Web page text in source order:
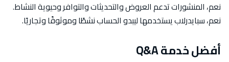
نعم، المنشورات تدعم العروض والتحديثات والتوافر وحيوية النشاط.
نعم، سبايدرلاب يستخدمها ليبدو الحساب نشطًا وموثوقًا وتجاريًا.
أفضل خدمة Q&A